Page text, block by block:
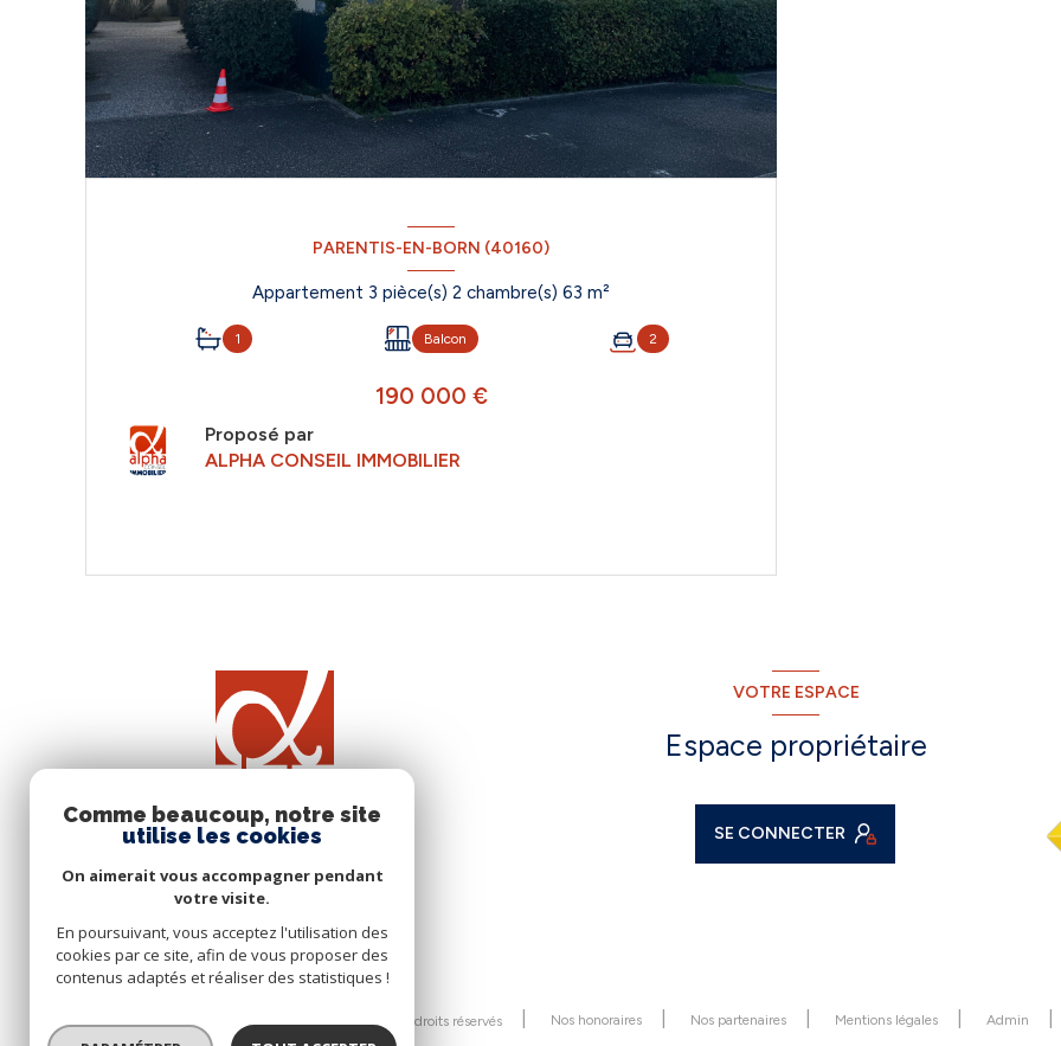
PARENTIS-EN-BORN (40160)
Appartement 3 pièce(s) 2 chambre(s) 63 m²
1 Balcon 2
190 000 €
Proposé par
ALPHA CONSEIL IMMOBILIER
VOTRE ESPACE
Espace propriétaire
SE CONNECTER
© 2026 | Tous droits réservés Nos honoraires Nos partenaires Mentions légales Admin
Comme beaucoup, notre site
utilise les cookies
On aimerait vous accompagner pendant
votre visite.
En poursuivant, vous acceptez l'utilisation des
cookies par ce site, afin de vous proposer des
contenus adaptés et réaliser des statistiques !